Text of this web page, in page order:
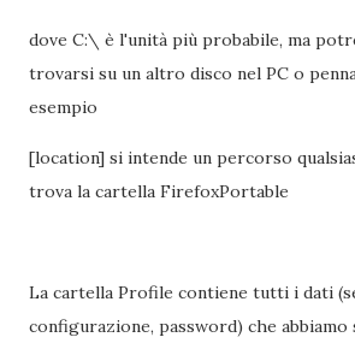
dove C:\ è l'unità più probabile, ma
trovarsi su un altro disco nel PC o
esempio
[location] si intende un percorso
trova la cartella FirefoxPortable
La cartella Profile contiene tutti i dati
configurazione, password) che abbiamo